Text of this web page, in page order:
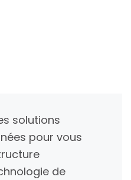
solutions
pour vous
de